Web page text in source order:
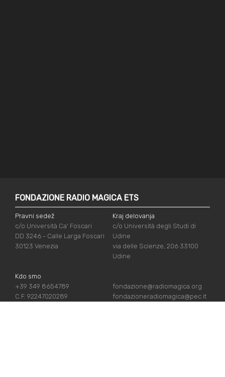
FONDAZIONE RADIO MAGICA ETS
Pravni sedež
c/o Università Ca' Foscari
DD 3246 - Calle Larga Foscari
30123 Venezia
Kraj delovanja
c/o Università degli Studi di
Udine
via delle Scienze, 206 33100
Udine
Kdo smo
+39 349 8654789
C.F. 92247020289
fondazione@radiomagica.org
fondazioneradiomagica@pec.it